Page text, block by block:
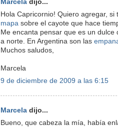
Marcela dijo...
Hola Capricornio! Quiero agregar,
mapa sobre el cayote que hace
Me encanta pensar que es un
a norte. En Argentina son las
Muchos saludos,
Marcela
9 de diciembre de 2009 a las 6:15
Marcela dijo...
Bueno, que cabeza la mía, había